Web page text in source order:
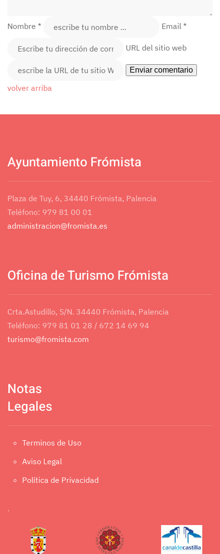
Nombre * Email *
URL del sitio web
volver arriba
Ayuntamiento Frómista
Plaza de Tuy, 6, 34440 Frómista, Palencia
Teléfono: 979 81 00 01
administracion@fromista.es
Oficina de Turismo Frómista
Crta.Astudillo, S/N. 34440 Frómista, Palencia
Teléfono: 979 81 01 28 / 672 14 69 94
turismo@fromista.com
Notas
Legales
Terminos de Uso
Aviso Legal
Política de Privacidad
.